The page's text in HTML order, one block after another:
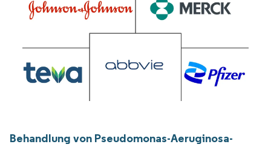
Behandlung von Pseudomonas-Aeruginosa-